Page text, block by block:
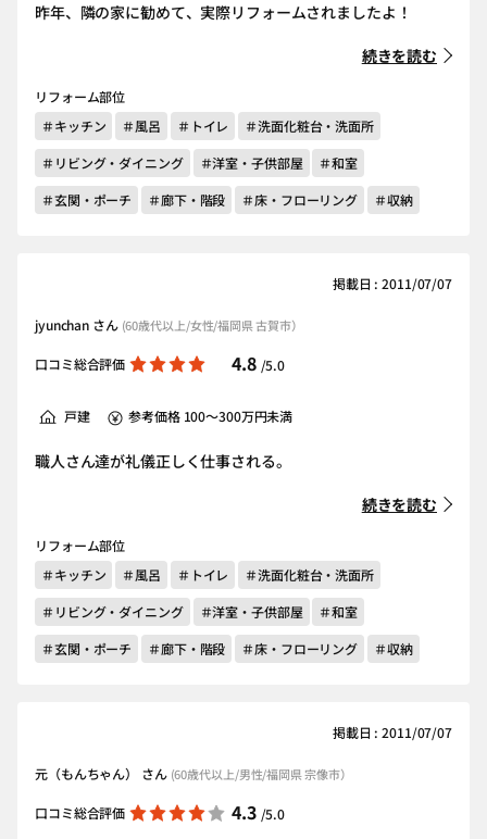
昨年、隣の家に勧めて、実際リフォームされましたよ！
続きを読む
リフォーム部位
＃キッチン
＃風呂 ＃トイレ
＃洗面化粧台・洗面所
＃リビング・ダイニング
＃洋室・子供部屋
＃和室
＃玄関・ポーチ
＃廊下・階段 ＃床・フローリング ＃収納
掲載日 : 2011/07/07
jyunchan さん (60歳代以上/女性/福岡県 古賀市）
口コミ総合評価 4.8 /5.0
戸建 参考価格 100～300万円未満
職人さん達が礼儀正しく仕事される。
続きを読む
リフォーム部位
＃キッチン
＃風呂 ＃トイレ
＃洗面化粧台・洗面所
＃リビング・ダイニング
＃洋室・子供部屋
＃和室
＃玄関・ポーチ
＃廊下・階段 ＃床・フローリング ＃収納
掲載日 : 2011/07/07
元（もんちゃん） さん (60歳代以上/男性/福岡県 宗像市）
口コミ総合評価 4.3 /5.0